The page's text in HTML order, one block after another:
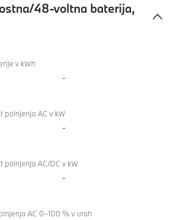
48-voltna baterija,
v kWh
-
polnjenja AC v kW
-
polnjenja AC/DC v kW
-
AC 0–100 % v urah